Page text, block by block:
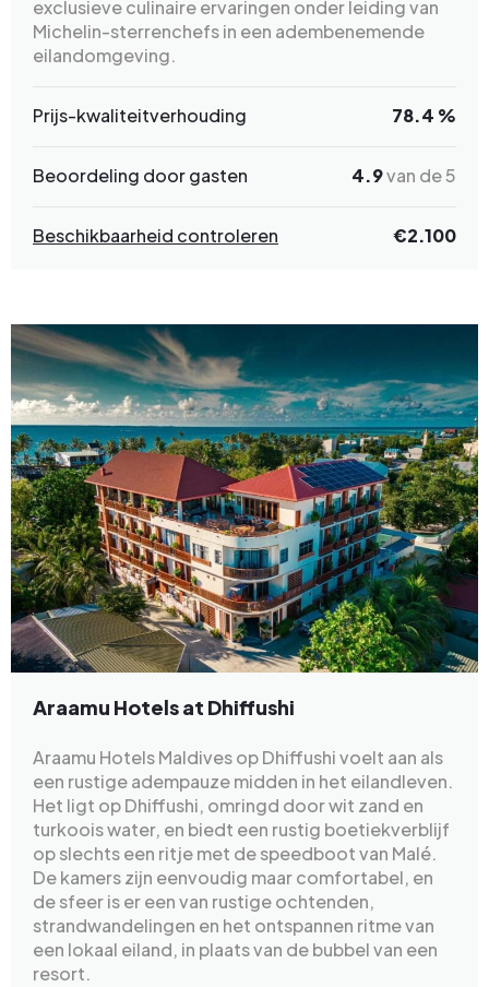
exclusieve culinaire ervaringen onder leiding van
Michelin-sterrenchefs in een adembenemende
eilandomgeving.
Prijs-kwaliteitverhouding 78.4 %
Beoordeling door gasten 4.9van de 5
Beschikbaarheid controleren €2.100
Araamu Hotels at Dhiffushi
Araamu Hotels Maldives op Dhiffushi voelt aan als
een rustige adempauze midden in het eilandleven.
Het ligt op Dhiffushi, omringd door wit zand en
turkoois water, en biedt een rustig boetiekverblijf
op slechts een ritje met de speedboot van Malé.
De kamers zijn eenvoudig maar comfortabel, en
de sfeer is er een van rustige ochtenden,
strandwandelingen en het ontspannen ritme van
een lokaal eiland, in plaats van de bubbel van een
resort.